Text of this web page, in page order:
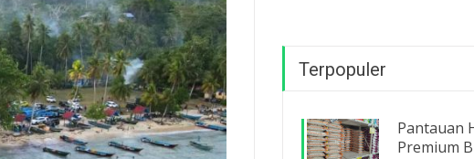
Terpopuler
Pantauan
Premium